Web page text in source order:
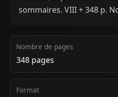
sommaires. VIII + 348 p.
Nombre de pages
348 pages
Format